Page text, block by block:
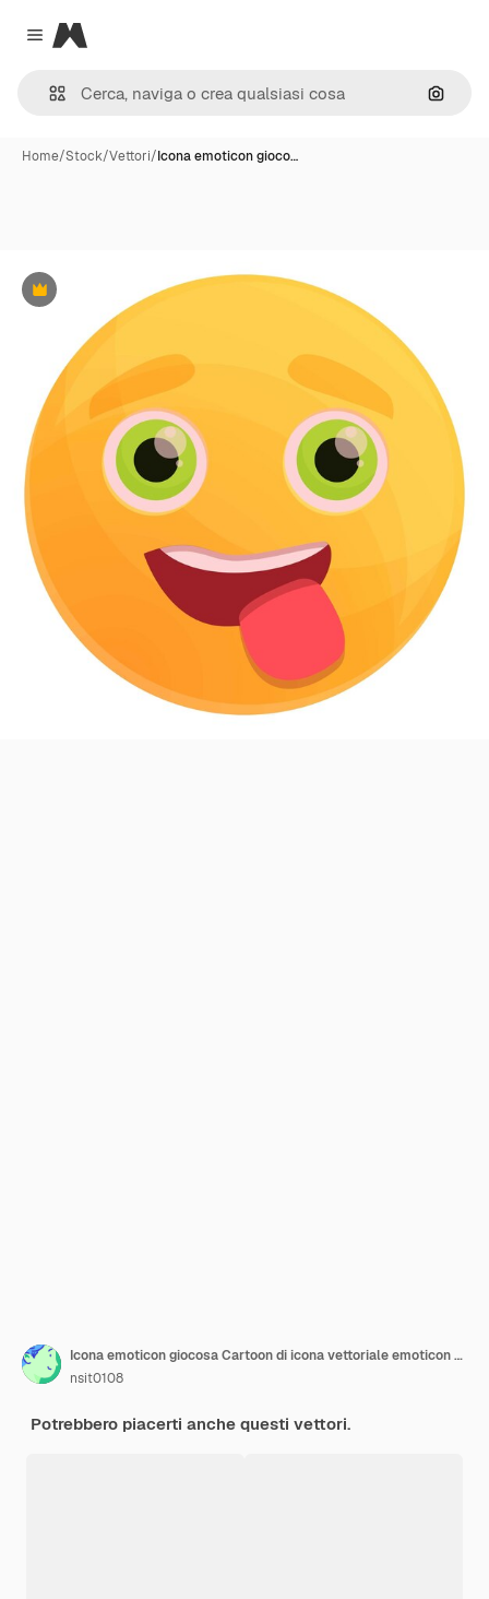
Close menu
Magnific
Cerca
Home/Stock/Vettori/Icona emoticon gioco…
Premium
Icona emoticon giocosa Cartoon di icona vettoriale emoticon giocosa per il web design isolato su sfondo bianco
nsit0108
Potrebbero piacerti anche questi vettori.